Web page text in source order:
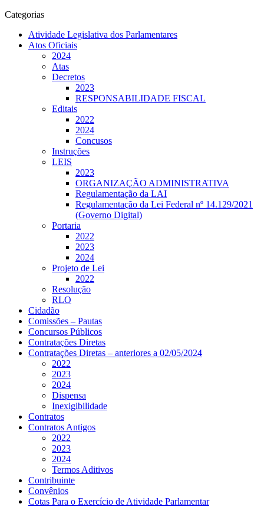
Categorias
Atividade Legislativa dos Parlamentares
Atos Oficiais
2024
Atas
Decretos
2023
RESPONSABILIDADE FISCAL
Editais
2022
2024
Concusos
Instruções
LEIS
2023
ORGANIZAÇÃO ADMINISTRATIVA
Regulamentação da LAI
Regulamentação da Lei Federal nº 14.129/2021
(Governo Digital)
Portaria
2022
2023
2024
Projeto de Lei
2022
Resolução
RLO
Cidadão
Comissões – Pautas
Concursos Públicos
Contratações Diretas
Contratações Diretas – anteriores a 02/05/2024
2022
2023
2024
Dispensa
Inexigibilidade
Contratos
Contratos Antigos
2022
2023
2024
Termos Aditivos
Contribuinte
Convênios
Cotas Para o Exercício de Atividade Parlamentar